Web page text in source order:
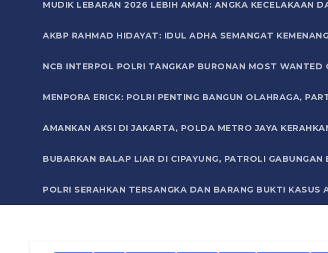
MUDIK LEBARAN 2026 LEBIH AMAN: ANGKA KECELAKAAN
AKBP RAHMAD HIDAYAT: IDUL ADHA SEMANGAT
NCB INTERPOL POLRI TANGKAP BURONAN MOST
MENPORA ERICK: POLRI PENTING BANGUN OLAHRAGA,
AMANKAN AKSI DI JAKARTA, POLDA METRO JAYA
BUBARKAN BALAP LIAR DI CIPAYUNG, PATROLI
POLRI SERAHKAN TERSANGKA DAN BARANG BUKTI KASUS